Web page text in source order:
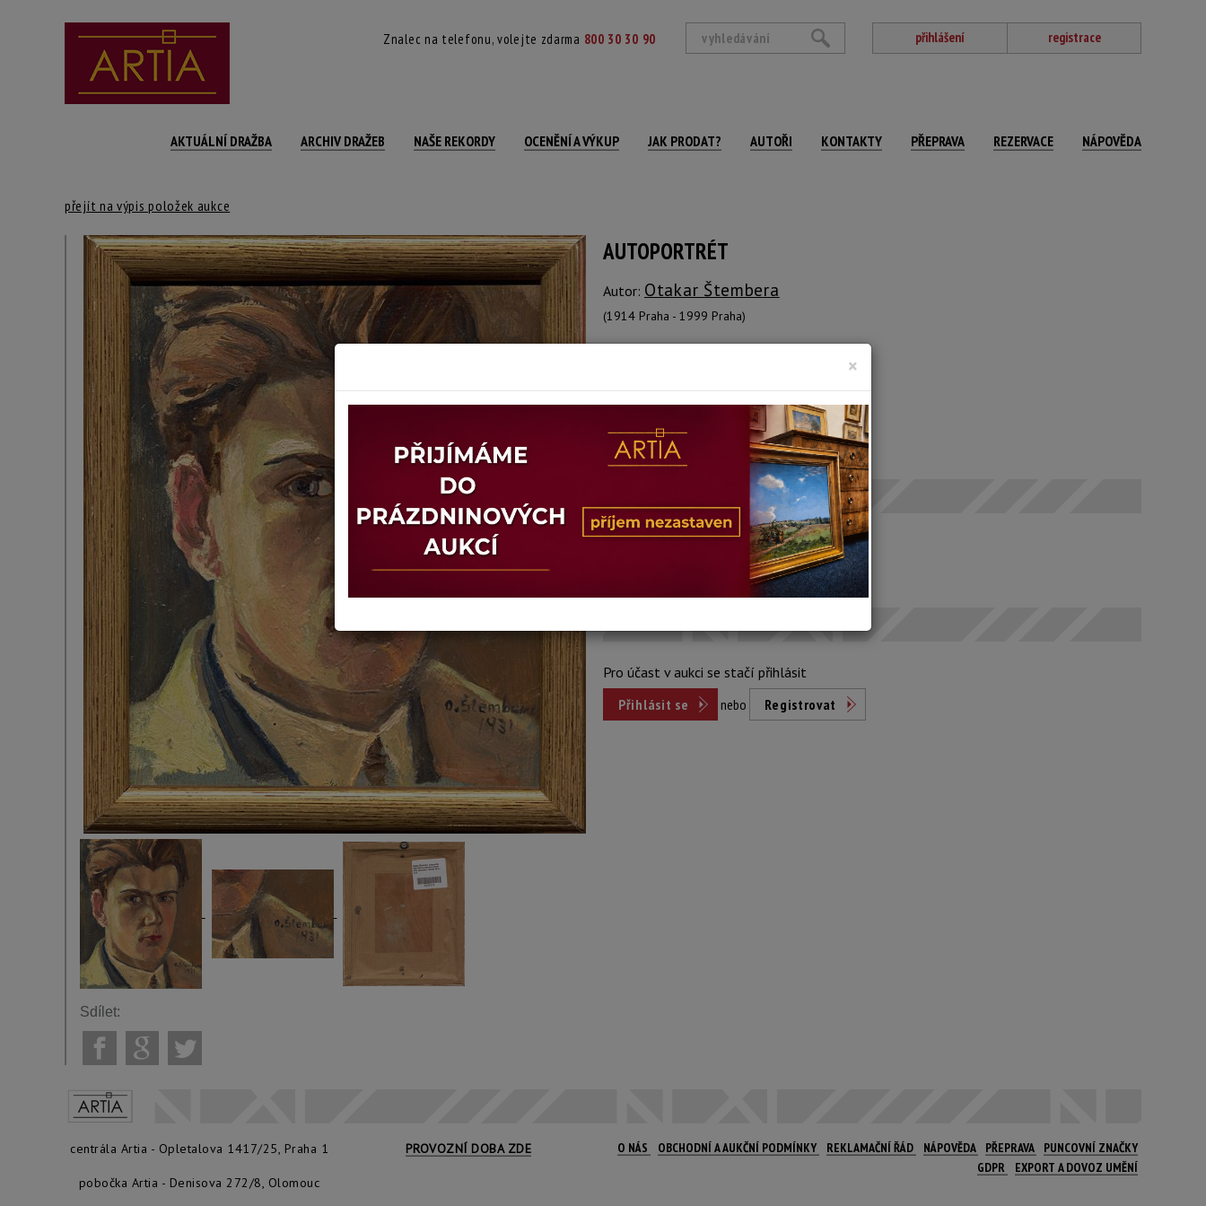
Znalec na telefonu, volejte zdarma 800 30 30 90 přihlášení registrace
AKTUÁLNÍ DRAŽBA ARCHIV DRAŽEB NAŠE REKORDY OCENĚNÍ A VÝKUP JAK PRODAT? AUTOŘI KONTAKTY PŘEPRAVA REZERVACE NÁPOVĚDA
přejít na výpis položek aukce
AUTOPORTRÉT
Autor: Otakar Štembera
(1914 Praha - 1999 Praha)
Signováno a datováno vpravo dole, rámováno.
Šířka: 13,5 cm, výška: 16,5 cm, rámování: 18,5 x 16 cm
Stav: dobrý
Konec dražby: 16.06.2026 20:08 SELČ
Dosažená cena: neprodáno
Vyvolávací cena: 1 000 Kč
Pro účast v aukci se stačí přihlásit
Přihlásit se
nebo Registrovat
Sdílet:
centrála Artia - Opletalova 1417/25, Praha 1
pobočka Artia - Denisova 272/8, Olomouc
PROVOZNÍ DOBA ZDE O NÁS OBCHODNÍ A AUKČNÍ PODMÍNKY REKLAMAČNÍ ŘÁD NÁPOVĚDA PŘEPRAVA
PUNCOVNÍ ZNAČKY
GDPR
EXPORT A DOVOZ UMĚNÍ
×